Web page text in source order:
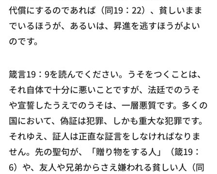
代償にするのであれば（同19：22）、貧しいまま
でいるほうが、あるいは、昇進を逃すほうがよい
のです。
箴言19：9を読んでください。うそをつくことは、
それ自体で十分に悪いことですが、法廷でのうそ
や宣誓したうえでのうそは、一層悪質です。多くの
国において、偽証は犯罪、しかも重大な犯罪です。
それゆえ、証人は正直な証言をしなければなりま
せん。先の聖句が、「贈り物をする人」（箴19：
6）や、友人や兄弟からさえ嫌われる貧しい人（同